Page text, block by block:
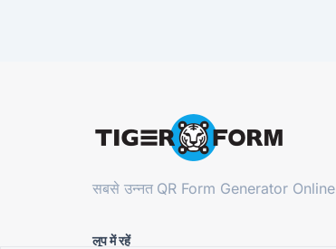
सबसे उन्नत QR Form Generator Online
लूप में रहें